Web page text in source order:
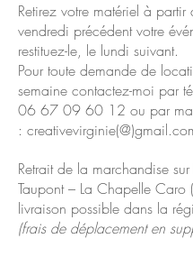
Retirez votre matériel à
vendredi précédent votre
restituez-le, le lundi suivant.
Pour toute demande de
semaine contactez-moi par
06 67 09 60 12 ou par
:
Retrait de la marchandise
Taupont – La Chapelle Caro
livraison possible dans la
(frais de déplacement en